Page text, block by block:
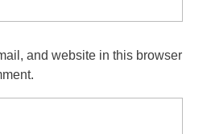
and website in this browser